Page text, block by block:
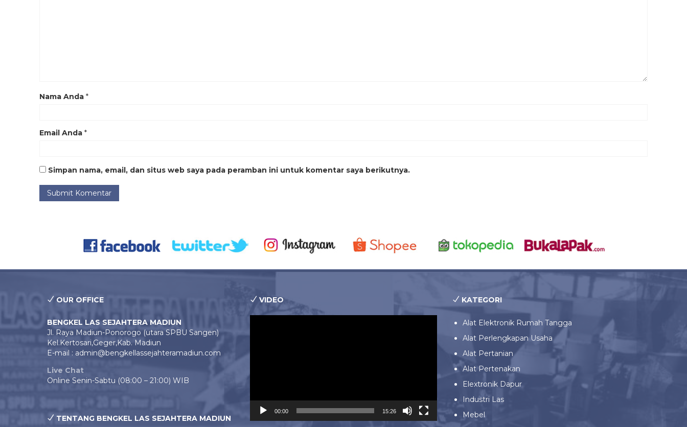
Nama Anda *
Email Anda *
Simpan nama, email, dan situs web saya pada peramban ini untuk komentar saya berikutnya.
OUR OFFICE
BENGKEL LAS SEJAHTERA MADIUN
Jl. Raya Madiun-Ponorogo (utara SPBU Sangen)
Kel.Kertosari,Geger,Kab. Madiun
E-mail : admin@bengkellassejahteramadiun.com
Live Chat
Online Senin-Sabtu (08:00 – 21:00) WIB
TENTANG BENGKEL LAS SEJAHTERA MADIUN
VIDEO
00:00 15:26
KATEGORI
Alat Elektronik Rumah Tangga
Alat Perlengkapan Usaha
Alat Pertanian
Alat Pertenakan
Elextronik Dapur
Industri Las
Mebel